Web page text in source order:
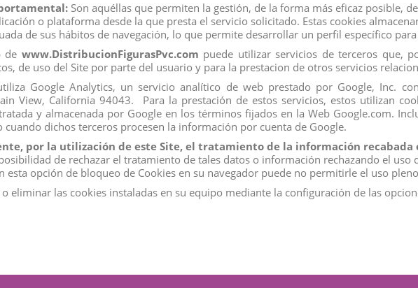
Mi Cuenta
Los más vendidos
Direcciones
Son aquéllas que permiten la gestión, de la forma más eficaz posible,
o plataforma desde la que presta el servicio solicitado. Estas cookies
de sus hábitos de navegación, lo que permite desarrollar un perfil específico
de www.DistribucionFigurasPvc.com puede utilizar servicios de terceros que,
de uso del Site por parte del usuario y para la prestacion de otros servicios
Google Analytics, un servicio analítico de web prestado por Google, Inc.
View, California 94043. Para la prestación de estos servicios, estos utilizan
y almacenada por Google en los términos fijados en la Web Google.com.
cuando dichos terceros procesen la información por cuenta de Google.
por la utilización de este Site, el tratamiento de la información
de rechazar el tratamiento de tales datos o información rechazando el
esta opción de bloqueo de Cookies en su navegador puede no permitirle el uso
eliminar las cookies instaladas en su equipo mediante la configuración de las